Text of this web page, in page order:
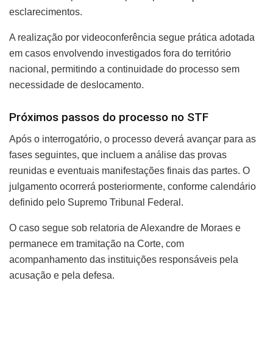
esclarecimentos.
A realização por videoconferência segue prática adotada
em casos envolvendo investigados fora do território
nacional, permitindo a continuidade do processo sem
necessidade de deslocamento.
Próximos passos do processo no STF
Após o interrogatório, o processo deverá avançar para as
fases seguintes, que incluem a análise das provas
reunidas e eventuais manifestações finais das partes. O
julgamento ocorrerá posteriormente, conforme calendário
definido pelo Supremo Tribunal Federal.
O caso segue sob relatoria de Alexandre de Moraes e
permanece em tramitação na Corte, com
acompanhamento das instituições responsáveis pela
acusação e pela defesa.